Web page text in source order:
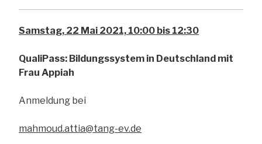
Samstag, 22 Mai 2021, 10:00 bis 12:30
QualiPass: Bildungssystem in Deutschland mit
Frau Appiah
Anmeldung bei
mahmoud.attia@tang-ev.de